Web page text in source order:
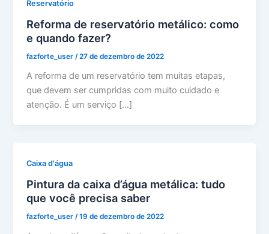
Reservatório
Reforma de reservatório metálico: como
e quando fazer?
fazforte_user /27 de dezembro de 2022
A reforma de um reservatório tem muitas etapas,
que devem ser cumpridas com muito cuidado e
atenção. É um serviço […]
Caixa d'água
Pintura da caixa d’água metálica: tudo
que você precisa saber
fazforte_user/19 de dezembro de 2022